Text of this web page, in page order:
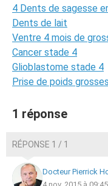
4 Dents de sagesse
Dents de lait
Ventre 4 mois de
Cancer stade 4
Glioblastome stade 4
Prise de poids
1 réponse
RÉPONSE 1 / 1
Docteur Pierrick